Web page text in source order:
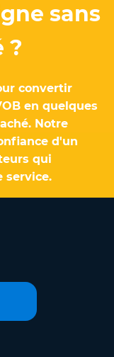
sans
?
convertir
en quelques
Notre
d'un
qui
service.